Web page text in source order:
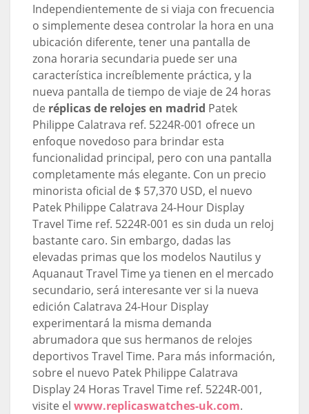
Independientemente de si viaja con frecuencia
o simplemente desea controlar la hora en una
ubicación diferente, tener una pantalla de
zona horaria secundaria puede ser una
característica increíblemente práctica, y la
nueva pantalla de tiempo de viaje de 24 horas
de réplicas de relojes en madrid Patek
Philippe Calatrava ref. 5224R-001 ofrece un
enfoque novedoso para brindar esta
funcionalidad principal, pero con una pantalla
completamente más elegante. Con un precio
minorista oficial de $ 57,370 USD, el nuevo
Patek Philippe Calatrava 24-Hour Display
Travel Time ref. 5224R-001 es sin duda un reloj
bastante caro. Sin embargo, dadas las
elevadas primas que los modelos Nautilus y
Aquanaut Travel Time ya tienen en el mercado
secundario, será interesante ver si la nueva
edición Calatrava 24-Hour Display
experimentará la misma demanda
abrumadora que sus hermanos de relojes
deportivos Travel Time. Para más información,
sobre el nuevo Patek Philippe Calatrava
Display 24 Horas Travel Time ref. 5224R-001,
visite el www.replicaswatches-uk.com.